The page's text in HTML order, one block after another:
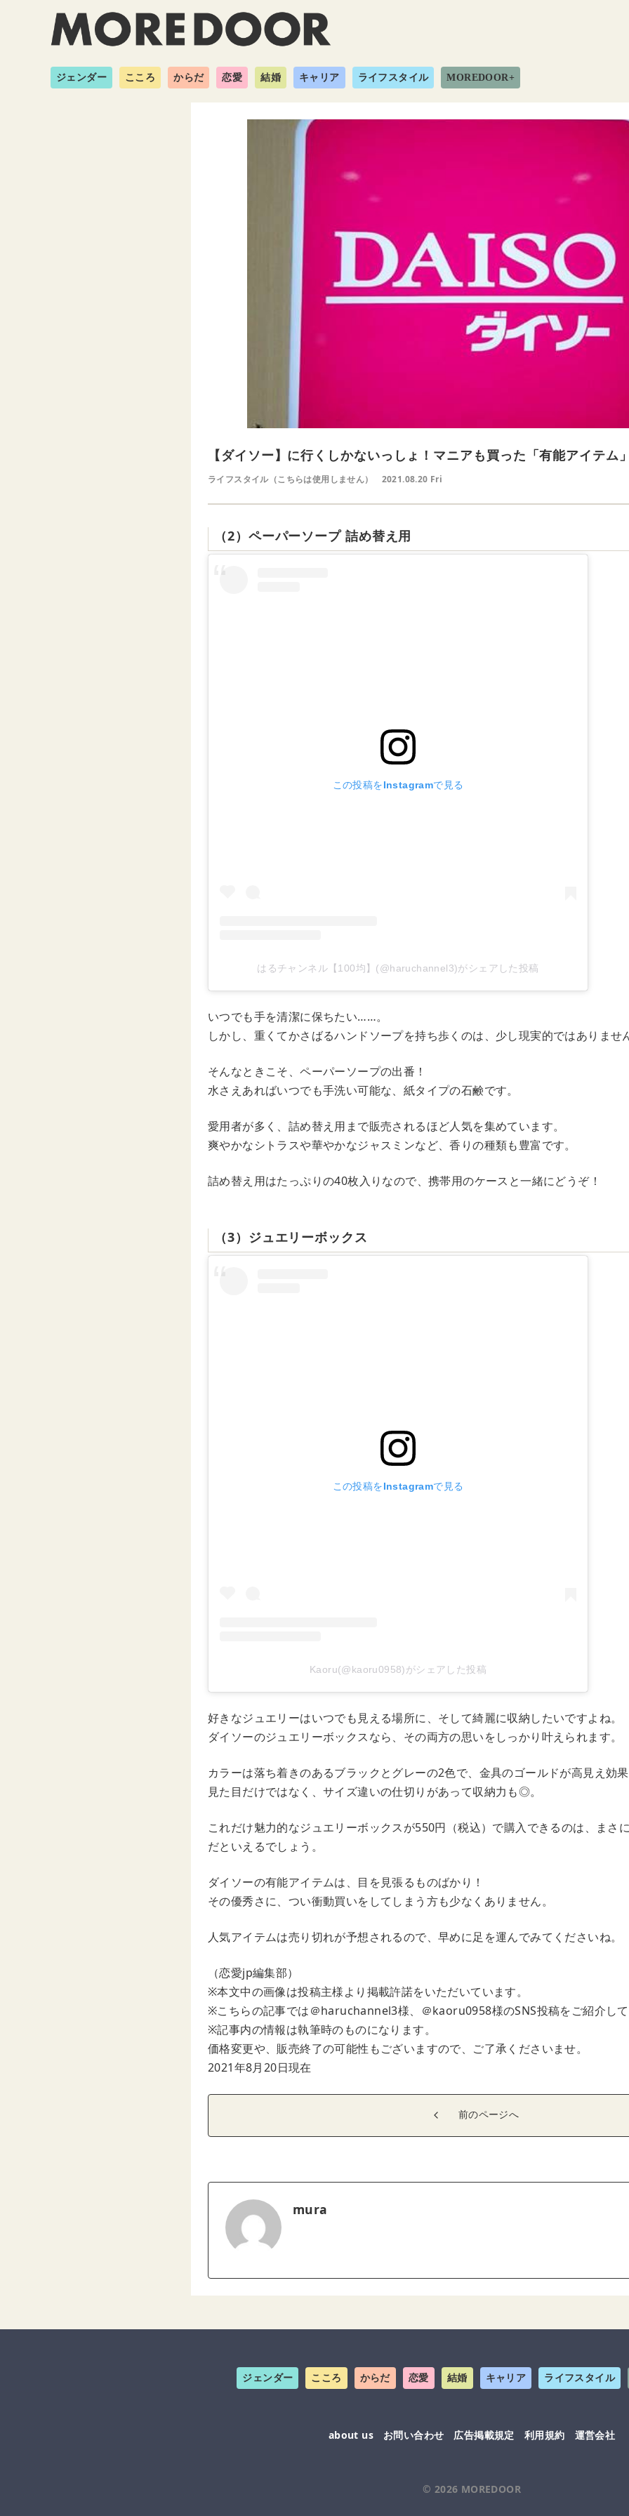
ジェンダー こころ からだ 恋愛 結婚 キャリア ライフスタイル MOREDOOR+
【ダイソー】に行くしかないっしょ！マニアも買った「有能アイテム
ライフスタイル（こちらは使用しません） 2021.08.20 Fri
（2）ペーパーソープ 詰め替え用
この投稿をInstagramで見る
はるチャンネル【100均】(@haruchannel3)がシェアした投稿
いつでも手を清潔に保ちたい……。
しかし、重くてかさばるハンドソープを持ち歩くのは、少し現実的ではありませ
そんなときこそ、ペーパーソープの出番！
水さえあればいつでも手洗い可能な、紙タイプの石鹸です。
愛用者が多く、詰め替え用まで販売されるほど人気を集めています。
爽やかなシトラスや華やかなジャスミンなど、香りの種類も豊富です。
詰め替え用はたっぷりの40枚入りなので、携帯用のケースと一緒にどうぞ！
（3）ジュエリーボックス
この投稿をInstagramで見る
Kaoru(@kaoru0958)がシェアした投稿
好きなジュエリーはいつでも見える場所に、そして綺麗に収納したいですよね。
ダイソーのジュエリーボックスなら、その両方の思いをしっかり叶えられます。
カラーは落ち着きのあるブラックとグレーの2色で、金具のゴールドが高見え効
見た目だけではなく、サイズ違いの仕切りがあって収納力も◎。
これだけ魅力的なジュエリーボックスが550円（税込）で購入できるのは、まさ
だといえるでしょう。
ダイソーの有能アイテムは、目を見張るものばかり！
その優秀さに、つい衝動買いをしてしまう方も少なくありません。
人気アイテムは売り切れが予想されるので、早めに足を運んでみてくださいね。
（恋愛jp編集部）
※本文中の画像は投稿主様より掲載許諾をいただいています。
※こちらの記事では＠haruchannel3様、＠kaoru0958様のSNS投稿をご紹介し
※記事内の情報は執筆時のものになります。
価格変更や、販売終了の可能性もございますので、ご了承くださいませ。
2021年8月20日現在
前のページへ
mura
ジェンダー こころ からだ 恋愛 結婚 キャリア ライフスタイル
about us お問い合わせ 広告掲載規定 利用規約 運営会社
© 2026 MOREDOOR